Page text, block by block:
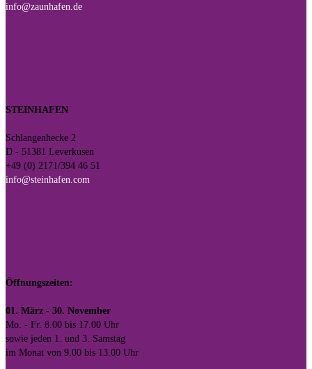
info@zaunhafen.de
STEINHAFEN
Schlangenhecke 2
D - 51381 Leverkusen
+49 (0) 2171/394 46 51
info@steinhafen.com
Öffnungszeiten:
01. März - 30. November
Mo. - Fr. 8.00 bis 17.00 Uhr
sowie jeden 1. und 3. Samstag
im Monat von 9.00 bis 13.00 Uhr